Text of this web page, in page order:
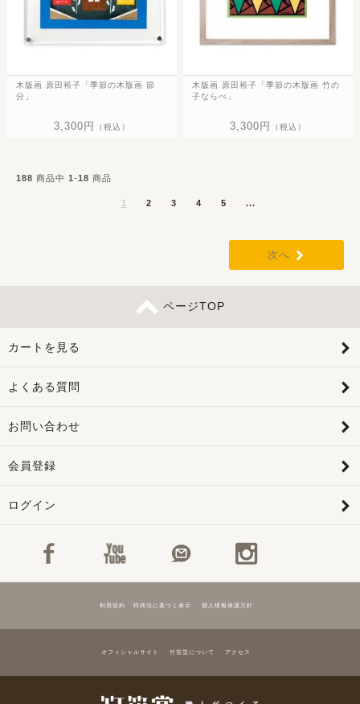
木版画 原田裕子「季節の木版画 節
分」
3,300円 （税込）
木版画 原田裕子「季節の木版画 竹の
子ならべ」
3,300円 （税込）
188 商品中 1-18 商品
1 2 3 4 5 ...
次へ
ページTOP
カートを見る
よくある質問
お問い合わせ
会員登録
ログイン
利用規約 特商法に基づく表示 個人情報保護方針
オフィシャルサイト 竹笹堂について アクセス